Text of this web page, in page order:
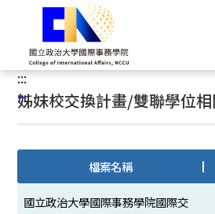
要
內
容
塊
首頁/學院業務/
:::
:::
姊妹校交換計畫/雙聯學位
檔案名稱
國立政治大學國際事務學院國際交